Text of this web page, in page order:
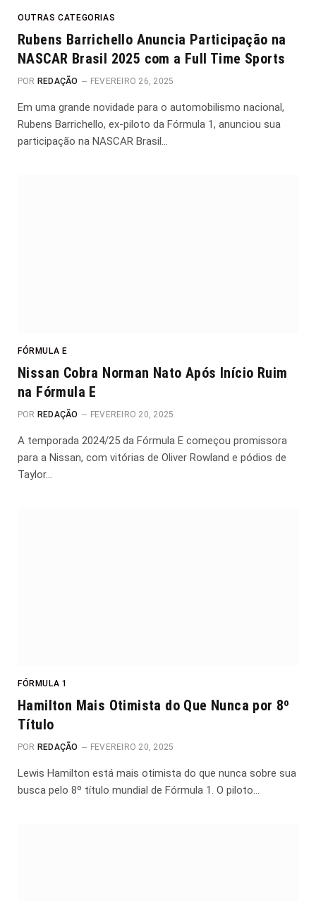
OUTRAS CATEGORIAS
Rubens Barrichello Anuncia Participação na
NASCAR Brasil 2025 com a Full Time Sports
POR REDAÇÃO FEVEREIRO 26, 2025
Em uma grande novidade para o automobilismo nacional,
Rubens Barrichello, ex-piloto da Fórmula 1, anunciou sua
participação na NASCAR Brasil…
FÓRMULA E
Nissan Cobra Norman Nato Após Início Ruim
na Fórmula E
POR REDAÇÃO FEVEREIRO 20, 2025
A temporada 2024/25 da Fórmula E começou promissora
para a Nissan, com vitórias de Oliver Rowland e pódios de
Taylor…
FÓRMULA 1
Hamilton Mais Otimista do Que Nunca por 8º
Título
POR REDAÇÃO FEVEREIRO 20, 2025
Lewis Hamilton está mais otimista do que nunca sobre sua
busca pelo 8º título mundial de Fórmula 1. O piloto…